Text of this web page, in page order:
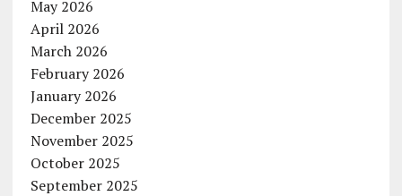
May 2026
April 2026
March 2026
February 2026
January 2026
December 2025
November 2025
October 2025
September 2025